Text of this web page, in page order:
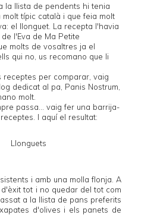
la llista de pendents hi tenia
típic català i que feia molt
el llonguet . La recepta l'havia
l'Eva de Ma Petite
molts de vosaltres ja el
qui no, us recomano que li
receptes per comparar, vaig
dedicat al pa, Panis Nostrum
molt.
passa... vaig fer una barrija-
I aquí el resultat:
i amb una molla flonja. A
tot i no quedar del tot com
a la llista de pans preferits
xapates d'olives i els panets de